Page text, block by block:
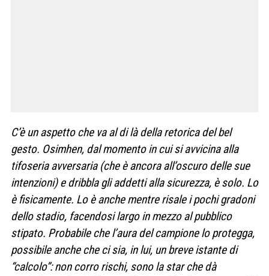
C’è un aspetto che va al di là della retorica del bel
gesto. Osimhen, dal momento in cui si avvicina alla
tifoseria avversaria (che è ancora all’oscuro delle sue
intenzioni) e dribbla gli addetti alla sicurezza, è solo. Lo
è fisicamente. Lo è anche mentre risale i pochi gradoni
dello stadio, facendosi largo in mezzo al pubblico
stipato. Probabile che l’aura del campione lo protegga,
possibile anche che ci sia, in lui, un breve istante di
“calcolo”: non corro rischi, sono la star che dà